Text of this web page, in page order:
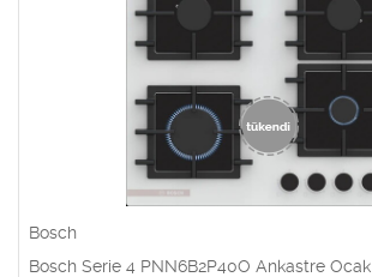
Bosch
Bosch Serie 4 PNN6B2P40O Ankastre Ocak